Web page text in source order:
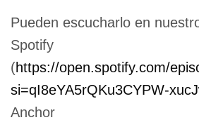
Pueden escucharlo en
Spotify
(https://open.spotify.com/
si=qI8eYA5rQKu3CYPW-
Anchor